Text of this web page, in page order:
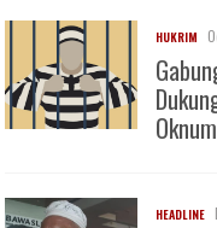
HUKRIM
HEADLINE